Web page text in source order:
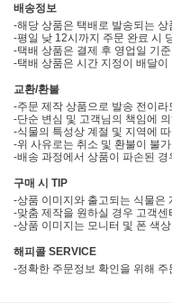
배송정보
-해당 상품은 택배로 발송되는 상
-평일 낮 12시까지 주문 완료 시
-택배 상품은 결제 후 영업일 기
-택배 상품은 시간 지정이 배달
교환/환불
-주문 제작 상품으로 발송 전이
-단순 변심 및 고객님의 책임에
-식물의 특성상 계절 및 지역에
-위 사유로는 취소 및 환불이 불가
-배송 과정에서 상품이 파손된
구매 시 TIP
-상품 이미지와 출고되는 식물은
-맞춤 제작을 원하실 경우 고객센
-상품 이미지는 모니터 및 폰 색
해피콜 SERVICE
-정확한 주문정보 확인을 위해